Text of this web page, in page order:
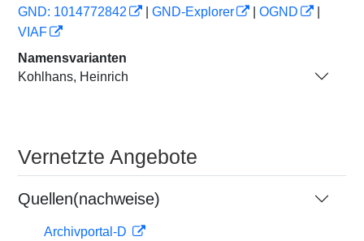
GND: 1014772842
GND-Explorer OGND
VIAF
Namensvarianten
Kohlhans, Heinrich
Vernetzte Angebote
Quellen(nachweise)
Archivportal-D